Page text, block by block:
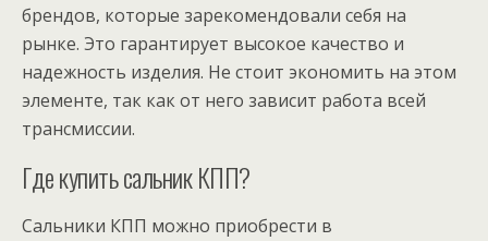
брендов, которые зарекомендовали себя на
рынке. Это гарантирует высокое качество и
надежность изделия. Не стоит экономить на этом
элементе, так как от него зависит работа всей
трансмиссии.
Где купить сальник КПП?
Сальники КПП можно приобрести в